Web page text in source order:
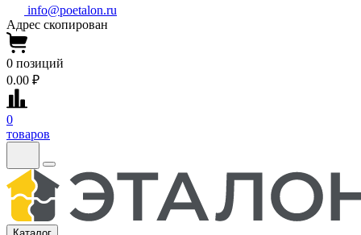
info@poetalon.ru
Адрес скопирован
0 позиций
0.00 ₽
0
товаров